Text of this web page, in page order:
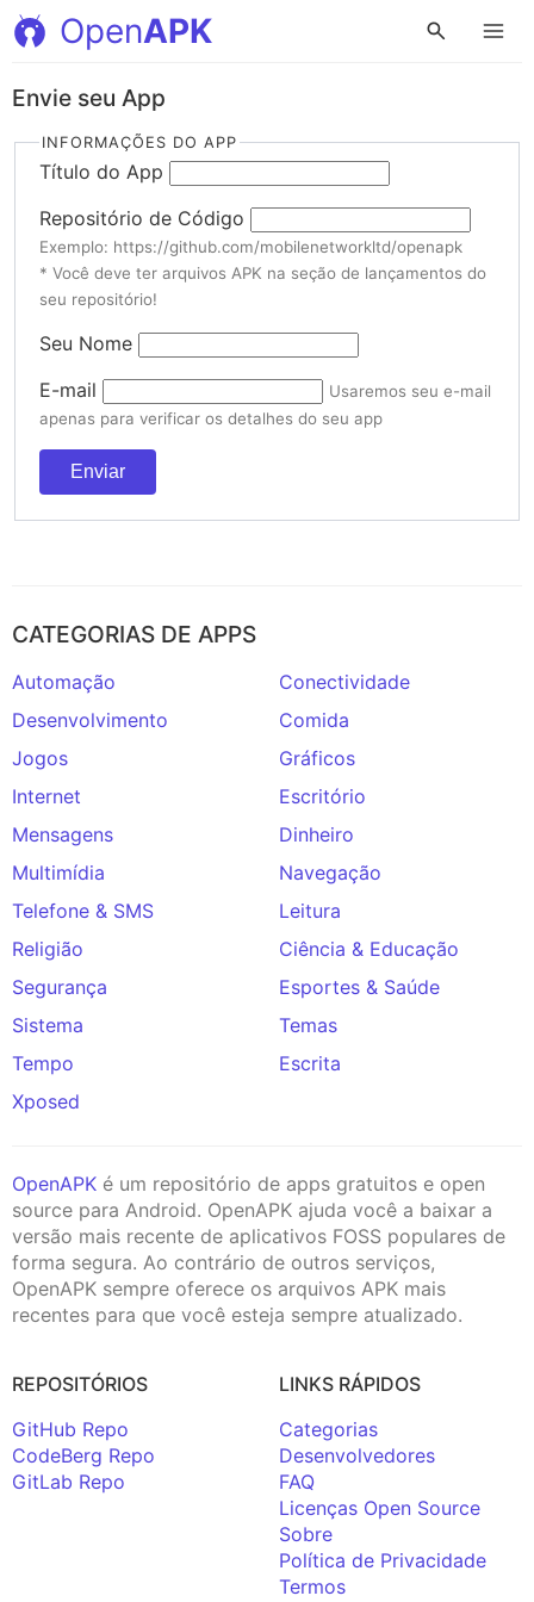
OpenAPK
Envie seu App
INFORMAÇÕES DO APP
Título do App
Repositório de Código
Exemplo: https://github.com/mobilenetworkltd/openapk
* Você deve ter arquivos APK na seção de lançamentos do
seu repositório!
Seu Nome
E-mail
Usaremos seu e-mail
apenas para verificar os detalhes do seu app
CATEGORIAS DE APPS
Automação
Conectividade
Desenvolvimento
Comida
Jogos
Gráficos
Internet
Escritório
Mensagens
Dinheiro
Multimídia
Navegação
Telefone & SMS
Leitura
Religião
Ciência & Educação
Segurança
Esportes & Saúde
Sistema
Temas
Tempo
Escrita
Xposed
OpenAPK é um repositório de apps gratuitos e open
source para Android. OpenAPK ajuda você a baixar a
versão mais recente de aplicativos FOSS populares de
forma segura. Ao contrário de outros serviços,
OpenAPK sempre oferece os arquivos APK mais
recentes para que você esteja sempre atualizado.
REPOSITÓRIOS
GitHub Repo
CodeBerg Repo
GitLab Repo
LINKS RÁPIDOS
Categorias
Desenvolvedores
FAQ
Licenças Open Source
Sobre
Política de Privacidade
Termos